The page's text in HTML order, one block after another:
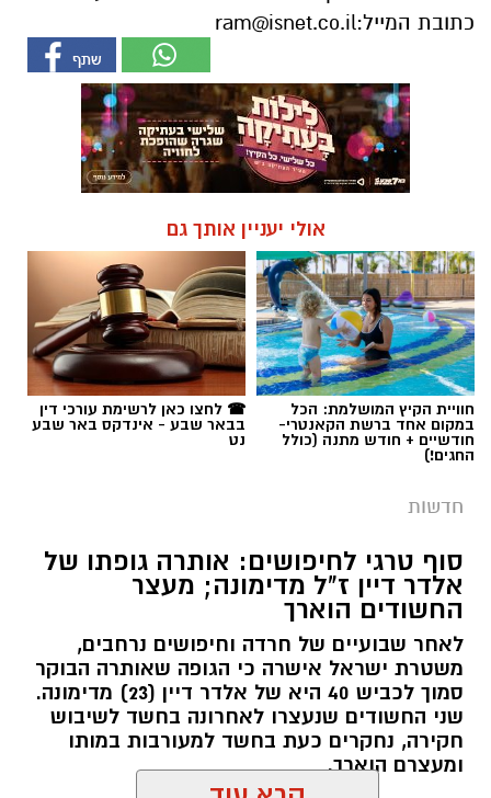
אולי יעניין אותך גם
חוויית הקיץ המושלמת: הכל
במקום אחד ברשת הקאנטרי-
חודשיים + חודש מתנה (כולל
החגים!)
☎ לחצו כאן לרשימת עורכי דין
בבאר שבע - אינדקס באר שבע
נט
חדשות
סוף טרגי לחיפושים: אותרה גופתו של
החשודים הוארך
משטרת ישראל אישרה כי הגופה שאותרה הבוקר
שני החשודים שנעצרו לאחרונה בחשד לשיבוש
חקירה, נחקרים כעת בחשד למעורבות במותו
ומעצרם הוארך.
רותם שרון / 19:00 06.08.26
קרא עוד
אולי יעניין אותך גם